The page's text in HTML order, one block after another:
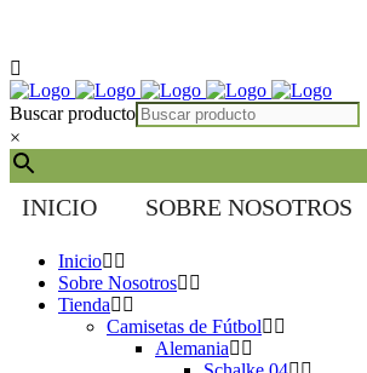
Buscar producto
×
INICIO SOBRE NOSOTROS
Inicio
Sobre Nosotros
Tienda
Camisetas de Fútbol
Alemania